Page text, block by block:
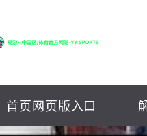
首页网页版入口